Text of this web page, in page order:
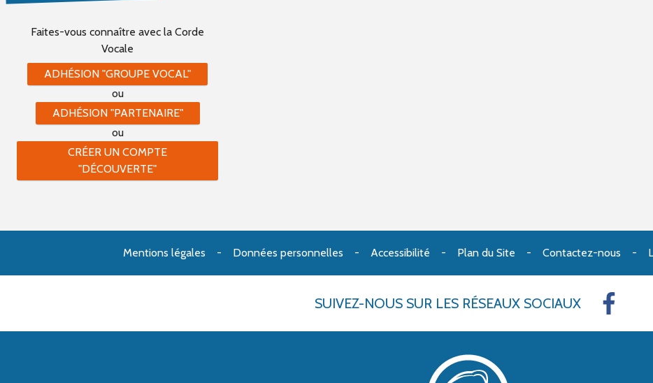
Faites-vous connaître avec la Corde
Vocale
ADHÉSION "GROUPE VOCAL"
ou
ADHÉSION "PARTENAIRE"
ou
CRÉER UN COMPTE
"DÉCOUVERTE"
Mentions légales Données personnelles Accessibilité Plan du Site Contactez-nous
SUIVEZ-NOUS SUR LES RÉSEAUX SOCIAUX